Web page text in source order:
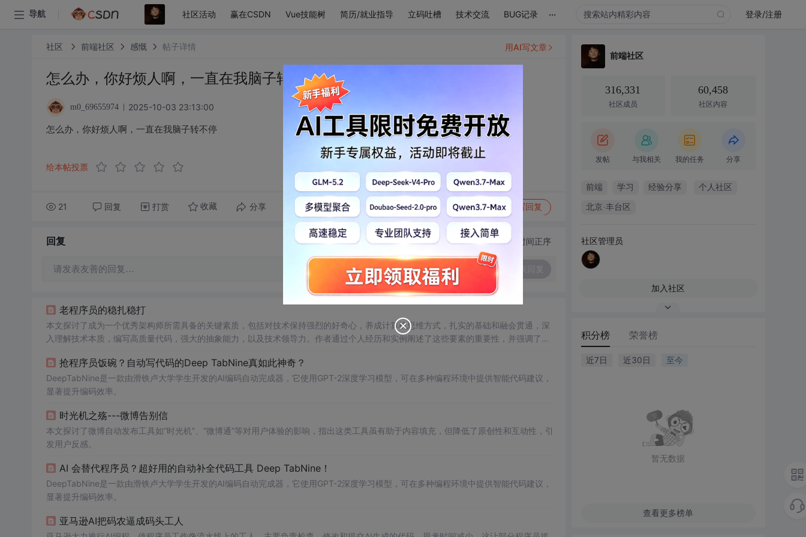
导航 社区活动 赢在CSDN Vue技能树 简历/就业指导 立码吐槽 技术交流 BUG记录 ... 登录/注册
社区 前端社区 感慨 帖子详情
怎么办，你好烦人啊，一直在我脑子转不停
m0_69655974 2025-10-03 23:13:00
怎么办，你好烦人啊，一直在我脑子转不停
给本帖投票
21 回复 打赏 收藏 分享 转发到动态 举报 写回复
用AI写文章
回复 切换为时间正序
请发表友善的回复…
老程序员的稳扎稳打
本文探讨了成为一个优秀架构师所需具备的关键素质，包括对技术保持强烈的好奇心，养成计算机思维方式，扎实的基础和融会贯通，深
入理解技术本质，编写高质量代码，强大的抽象能力，以及技术领导力。作者通过个人经历和实例阐述了这些要素的重要性，并强调了在
抢程序员饭碗？自动写代码的Deep TabNine真如此神奇？
DeepTabNine是一款由滑铁卢大学学生开发的AI编码自动完成器，它使用GPT-2深度学习模型，可在多种编程环境中提供智能代码建议，
显著提升编码效率。
时光机之殇---微博告别信
本文探讨了微博自动发布工具如“时光机”、“微博通”等对用户体验的影响，指出这类工具虽有助于内容填充，但降低了原创性和互动性，引
发用户反感。
AI 会替代程序员？超好用的自动补全代码工具 Deep TabNine！
DeepTabNine是一款由滑铁卢大学学生开发的AI编码自动完成器，它使用GPT-2深度学习模型，可在多种编程环境中提供智能代码建议，
显著提升编码效率。
亚马逊AI把码农逼成码头工人
前端社区
316,331
社区成员
60,458
社区内容
发帖 与我相关 我的任务 分享
前端 学习 经验分享 个人社区
北京·丰台区
社区管理员
加入社区
积分榜 荣誉榜
近7日 近30日 至今
暂无数据
查看更多榜单